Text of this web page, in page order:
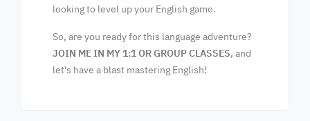
looking to level up your English game.
So, are you ready for this language adventure?
JOIN ME IN MY 1:1 OR GROUP CLASSES, and
let's have a blast mastering English!